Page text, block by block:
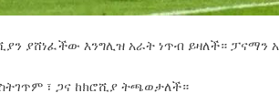
ያሸነፈችው እንግሊዝ አራት ነጥብ ይዛለች። ፓናማን
፣ ጋና ከክሮሺያ ትጫወታለች።